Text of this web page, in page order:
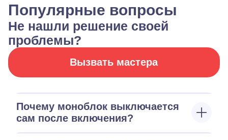
Популярные вопросы
Не нашли решение своей
проблемы?
Вызвать мастера
Почему моноблок выключается
сам после включения?